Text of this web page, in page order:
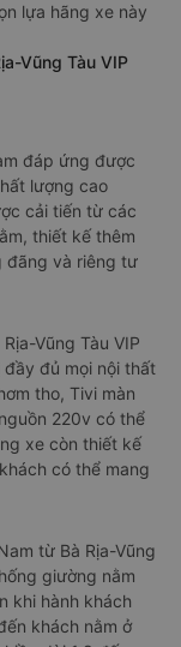
lựa hãng xe này
Vũng Tàu VIP
đáp ứng được
lượng cao
cải tiến từ các
thiết kế thêm
đãng và riêng tư
Vũng Tàu VIP
đủ mọi nội thất
tho, Tivi màn
220v có thể
xe còn thiết kế
có thể mang
từ Bà Rịa-Vũng
giường nằm
khi hành khách
khách nằm ở